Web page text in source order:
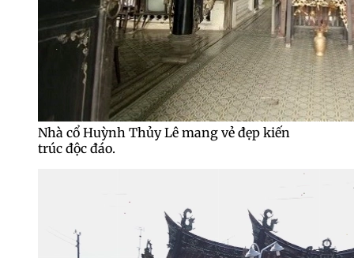
Nhà cổ Huỳnh Thủy Lê mang vẻ đẹp kiến
trúc độc đáo.